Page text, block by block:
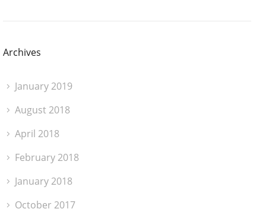
Archives
January 2019
August 2018
April 2018
February 2018
January 2018
October 2017